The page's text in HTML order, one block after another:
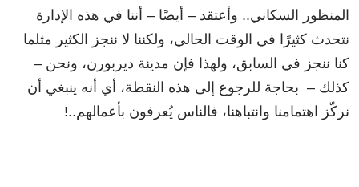
المنظور السكاني.. وأعتقد – أيضًا – أننا في هذه الإدارة
نتحدث كثيرًا في الوقت الحالي، ولكننا لا ننجز الكثير مثلما
كنا ننجز في السابق، ولهذا فإن مدينة ديربورن، ونحن –
كذلك – بحاجة للرجوع إلى هذه النقطة، أي أنه ينبغي أن
نركّز اهتمامنا وانتباهنا، فالناس يُعرفون بأعمالهم..!